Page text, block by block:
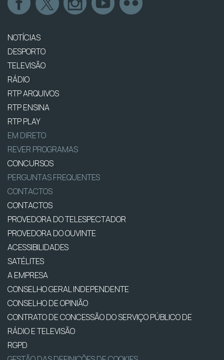
NOTÍCIAS
DESPORTO
TELEVISÃO
RÁDIO
RTP ARQUIVOS
RTP ENSINA
RTP PLAY
EM DIRETO
REVER PROGRAMAS
CONCURSOS
PERGUNTAS FREQUENTES
CONTACTOS
CONTACTOS
PROVEDORA DO TELESPECTADOR
PROVEDORA DO OUVINTE
ACESSIBILIDADES
SATÉLITES
A EMPRESA
CONSELHO GERAL INDEPENDENTE
CONSELHO DE OPINIÃO
CONTRATO DE CONCESSÃO DO SERVIÇO PÚBLICO DE
RÁDIO E TELEVISÃO
RGPD